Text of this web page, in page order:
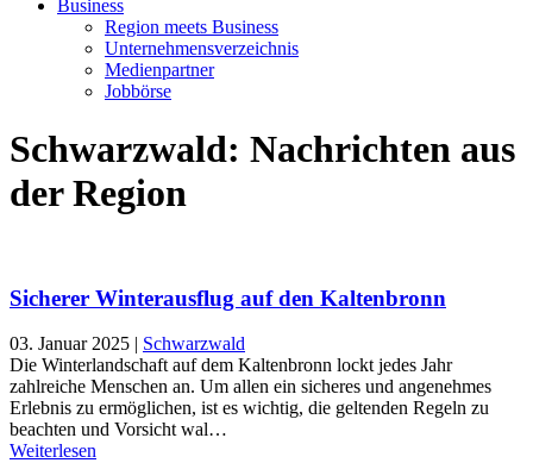
Business
Region meets Business
Unternehmensverzeichnis
Medienpartner
Jobbörse
Schwarzwald: Nachrichten aus
der Region
Sicherer Winterausflug auf den Kaltenbronn
03. Januar 2025 | Schwarzwald
Die Winterlandschaft auf dem Kaltenbronn lockt jedes Jahr
zahlreiche Menschen an. Um allen ein sicheres und angenehmes
Erlebnis zu ermöglichen, ist es wichtig, die geltenden Regeln zu
beachten und Vorsicht wal…
Weiterlesen